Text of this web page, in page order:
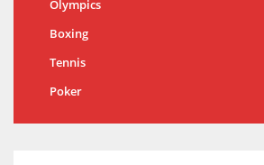
Olympics
Boxing
Tennis
Poker